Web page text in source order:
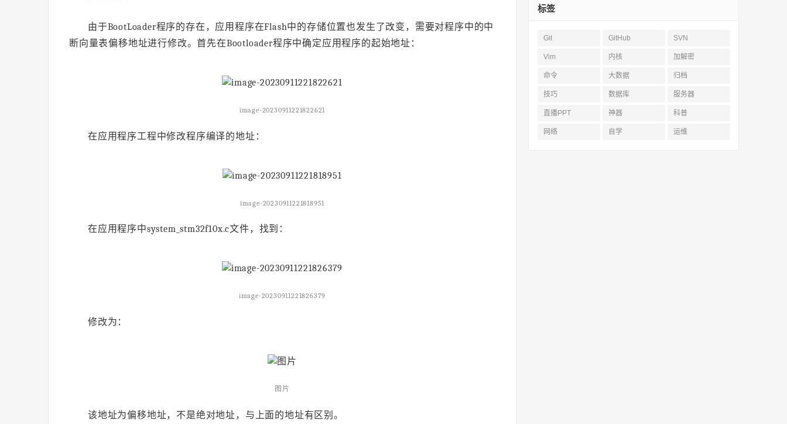
由于BootLoader程序的存在，应用程序在Flash中的存储位置也发生了改变，需要对程序中的中
断向量表偏移地址进行修改。首先在Bootloader程序中确定应用程序的起始地址：
image-20230911221822621
在应用程序工程中修改程序编译的地址：
image-20230911221818951
在应用程序中system_stm32f10x.c文件，找到：
image-20230911221826379
修改为：
图片
该地址为偏移地址，不是绝对地址，与上面的地址有区别。
标签
Git GitHub SVN
Vim 内核 加解密
命令 大数据 归档
技巧 数据库 服务器
直播PPT 神器 科普
网络 自学 运维